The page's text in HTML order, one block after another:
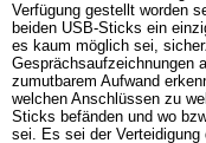
Verfügung gestellt worden
beiden USB-Sticks ein
es kaum möglich sei,
Gesprächsaufzeichnungen
zumutbarem Aufwand
welchen Anschlüssen zu
Sticks befänden und wo
sei. Es sei der